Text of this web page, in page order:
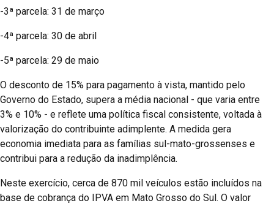
-3ª parcela: 31 de março
-4ª parcela: 30 de abril
-5ª parcela: 29 de maio
O desconto de 15% para pagamento à vista, mantido pelo
Governo do Estado, supera a média nacional - que varia entre
3% e 10% - e reflete uma política fiscal consistente, voltada à
valorização do contribuinte adimplente. A medida gera
economia imediata para as famílias sul-mato-grossenses e
contribui para a redução da inadimplência.
Neste exercício, cerca de 870 mil veículos estão incluídos na
base de cobrança do IPVA em Mato Grosso do Sul. O valor